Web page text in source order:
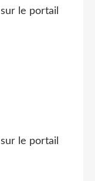
sur le portail
sur le portail